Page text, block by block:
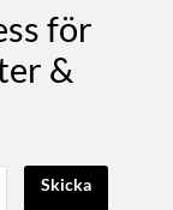
för
&
Skicka